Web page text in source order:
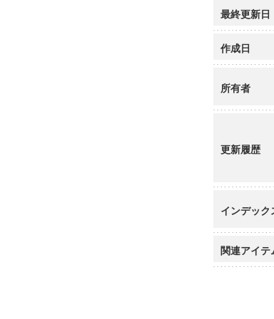
最終更新日
作成日
所有者
更新履歴
インデック
関連アイテ